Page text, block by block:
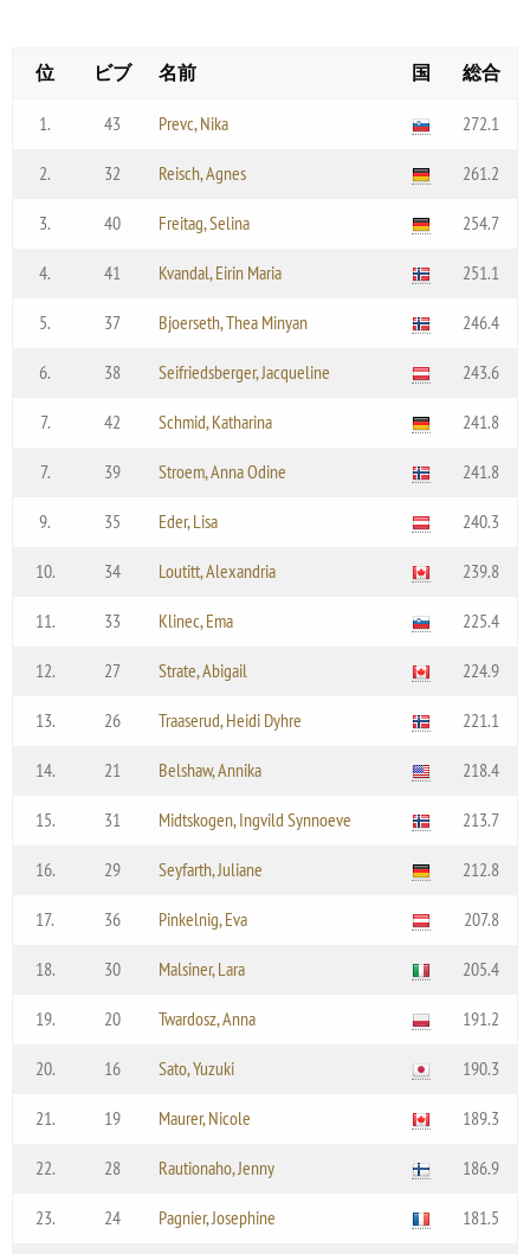
位 ビブ 名前 国 総合
1. 43 Prevc, Nika 272.1
2. 32 Reisch, Agnes 261.2
3. 40 Freitag, Selina 254.7
4. 41 Kvandal, Eirin Maria 251.1
5. 37 Bjoerseth, Thea Minyan 246.4
6. 38 Seifriedsberger, Jacqueline 243.6
7. 42 Schmid, Katharina 241.8
7. 39 Stroem, Anna Odine 241.8
9. 35 Eder, Lisa 240.3
10. 34 Loutitt, Alexandria 239.8
11. 33 Klinec, Ema 225.4
12. 27 Strate, Abigail 224.9
13. 26 Traaserud, Heidi Dyhre 221.1
14. 21 Belshaw, Annika 218.4
15. 31 Midtskogen, Ingvild Synnoeve 213.7
16. 29 Seyfarth, Juliane 212.8
17. 36 Pinkelnig, Eva 207.8
18. 30 Malsiner, Lara 205.4
19. 20 Twardosz, Anna 191.2
20. 16 Sato, Yuzuki 190.3
21. 19 Maurer, Nicole 189.3
22. 28 Rautionaho, Jenny 186.9
23. 24 Pagnier, Josephine 181.5